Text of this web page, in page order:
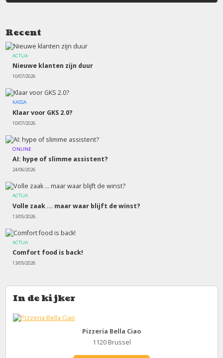
Recent
ACTUA
Nieuwe klanten zijn duur
10/07/2026
KASSA
Klaar voor GKS 2.0?
10/07/2026
ONLINE
AI: hype of slimme assistent?
24/06/2026
ACTUA
Volle zaak ... maar waar blijft de winst?
13/05/2026
ACTUA
Comfort food is back!
13/05/2026
In de kijker
Pizzeria Bella Ciao
1120 Brussel